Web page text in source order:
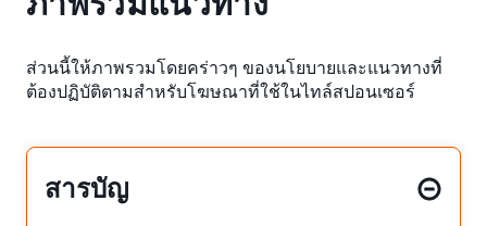
ส่วนนี้ให้ภาพรวมโดยคร่าวๆ ของนโยบายและแนวทางที่
ต้องปฏิบัติตามสำหรับโฆษณาที่ใช้ในไทล์สปอนเซอร์
สารบัญ